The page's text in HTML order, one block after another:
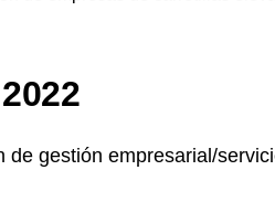
de gestión empresarial/